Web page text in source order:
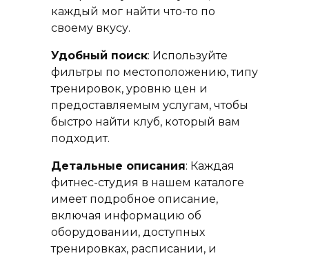
каждый мог найти что-то по
своему вкусу.
Удобный поиск: Используйте
фильтры по местоположению, типу
тренировок, уровню цен и
предоставляемым услугам, чтобы
быстро найти клуб, который вам
подходит.
Детальные описания: Каждая
фитнес-студия в нашем каталоге
имеет подробное описание,
включая информацию об
оборудовании, доступных
тренировках, расписании, и